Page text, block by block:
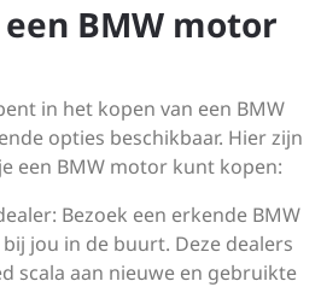
BMW motor
in het kopen van een BMW
opties beschikbaar. Hier zijn
een BMW motor kunt kopen:
Bezoek een erkende BMW
jou in de buurt. Deze dealers
scala aan nieuwe en gebruikte